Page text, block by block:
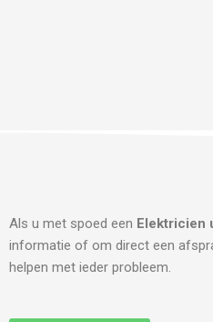
Als u met spoed een Elektricien
informatie of om direct een
helpen met ieder probleem.